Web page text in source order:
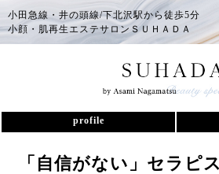
小田急線・井の頭線/下北沢駅から徒歩5分
小顔・肌再生エステサロンＳＵＨＡＤＡ
profile
「自信がない」セラピ